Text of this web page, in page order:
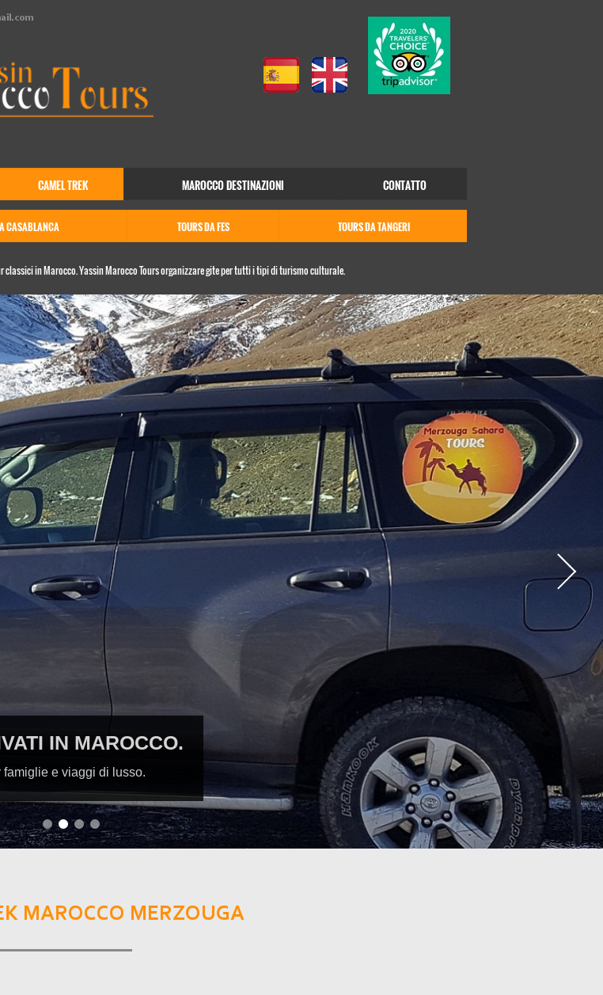
ESPLORA IL DESERTO DI MERZOUGA.
Trekking guidati in cammello e tour nel deserto.
CAMEL TREK MAROCCO DESTINAZIONI CONTATTO
CASABLANCA TOURS DA FES TOURS DA TANGERI
classici in Marocco. Yassin Marocco Tours organizzare gite per tutti i tipi di turismo culturale.
MAROCCO MERZOUGA